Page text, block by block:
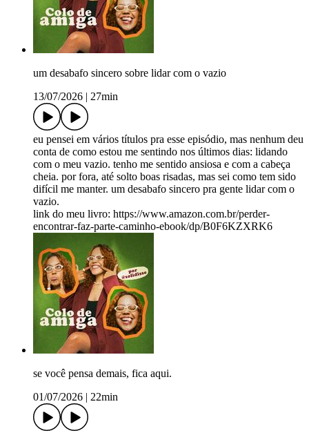
um desabafo sincero sobre lidar com o vazio
13/07/2026
27min
eu pensei em vários títulos pra esse episódio, mas nenhum deu
conta de como estou me sentindo nos últimos dias: lidando
com o meu vazio. tenho me sentido ansiosa e com a cabeça
cheia. por fora, até solto boas risadas, mas sei como tem sido
difícil me manter. um desabafo sincero pra gente lidar com o
vazio.
link do meu livro: https://www.amazon.com.br/perder-
encontrar-faz-parte-caminho-ebook/dp/B0F6KZXRK6
se você pensa demais, fica aqui.
01/07/2026
22min